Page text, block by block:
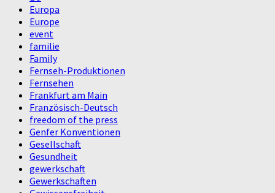
Europa
Europe
event
familie
Family
Fernseh-Produktionen
Fernsehen
Frankfurt am Main
Französisch-Deutsch
freedom of the press
Genfer Konventionen
Gesellschaft
Gesundheit
gewerkschaft
Gewerkschaften